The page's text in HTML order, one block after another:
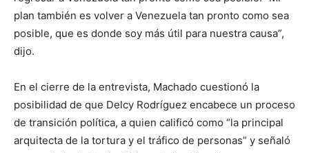
plan también es volver a Venezuela tan pronto como sea
posible, que es donde soy más útil para nuestra causa”,
dijo.
En el cierre de la entrevista, Machado cuestionó la
posibilidad de que Delcy Rodríguez encabece un proceso
de transición política, a quien calificó como “la principal
arquitecta de la tortura y el tráfico de personas” y señaló